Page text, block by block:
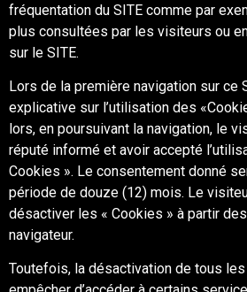
fréquentation du SITE comme par
plus consultées par les visiteurs ou
sur le SITE.
Lors de la première navigation sur ce
explicative sur l’utilisation des
lors, en poursuivant la navigation, le
réputé informé et avoir accepté
Cookies ». Le consentement donné
période de douze (12) mois. Le
désactiver les « Cookies » à partir
navigateur.
Toutefois, la désactivation de tous